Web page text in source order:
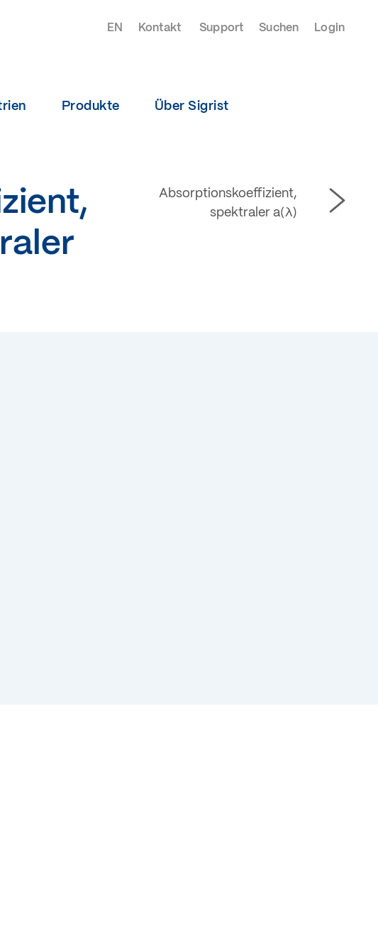
EN Kontakt Support Suchen Login
Produkte Über Sigrist
Absorptionskoeffizient,
spektraler a(λ)